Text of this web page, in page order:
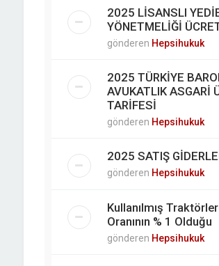
2025 LİSANSLI
YÖNETMELİĞİ
gönderen Hepsihukuk
2025 TÜRKİYE
AVUKATLIK ASGARİ
TARİFESİ
gönderen Hepsihukuk
2025 SATIŞ
gönderen Hepsihukuk
Kullanılmış
Oranının % 1 Olduğu
gönderen Hepsihukuk